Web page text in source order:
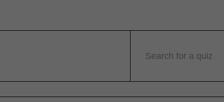
Search for a quiz